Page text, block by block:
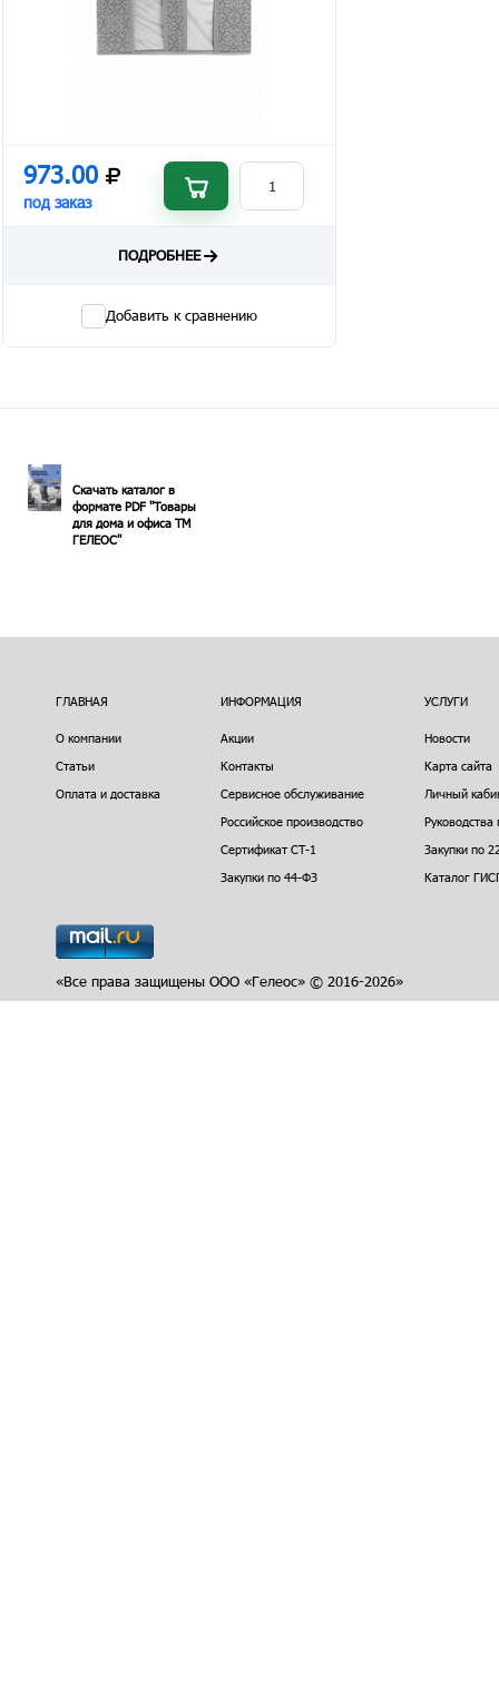
973.00
под заказ
ПОДРОБНЕЕ
Добавить к сравнению
Скачать каталог в
формате PDF "Товары
для дома и офиса ТМ
ГЕЛЕОС"
ГЛАВНАЯ
О компании
Статьи
Оплата и доставка
ИНФОРМАЦИЯ
Акции
Контакты
Сервисное обслуживание
Российское производство
Сертификат СТ-1
Закупки по 44-ФЗ
УСЛУГИ
Новости
Карта сайта
Личный
Закупки по
Каталог
«Все права защищены ООО «Гелеос» © 2016-2026»